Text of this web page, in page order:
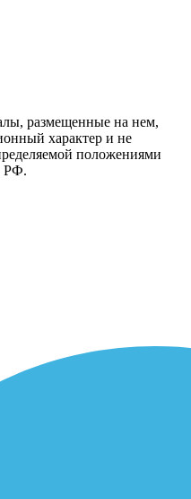
размещенные на нем,
характер и не
положениями
РФ.